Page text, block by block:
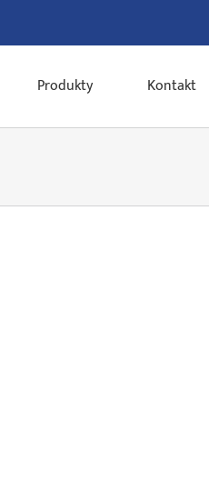
Produkty Kontakt